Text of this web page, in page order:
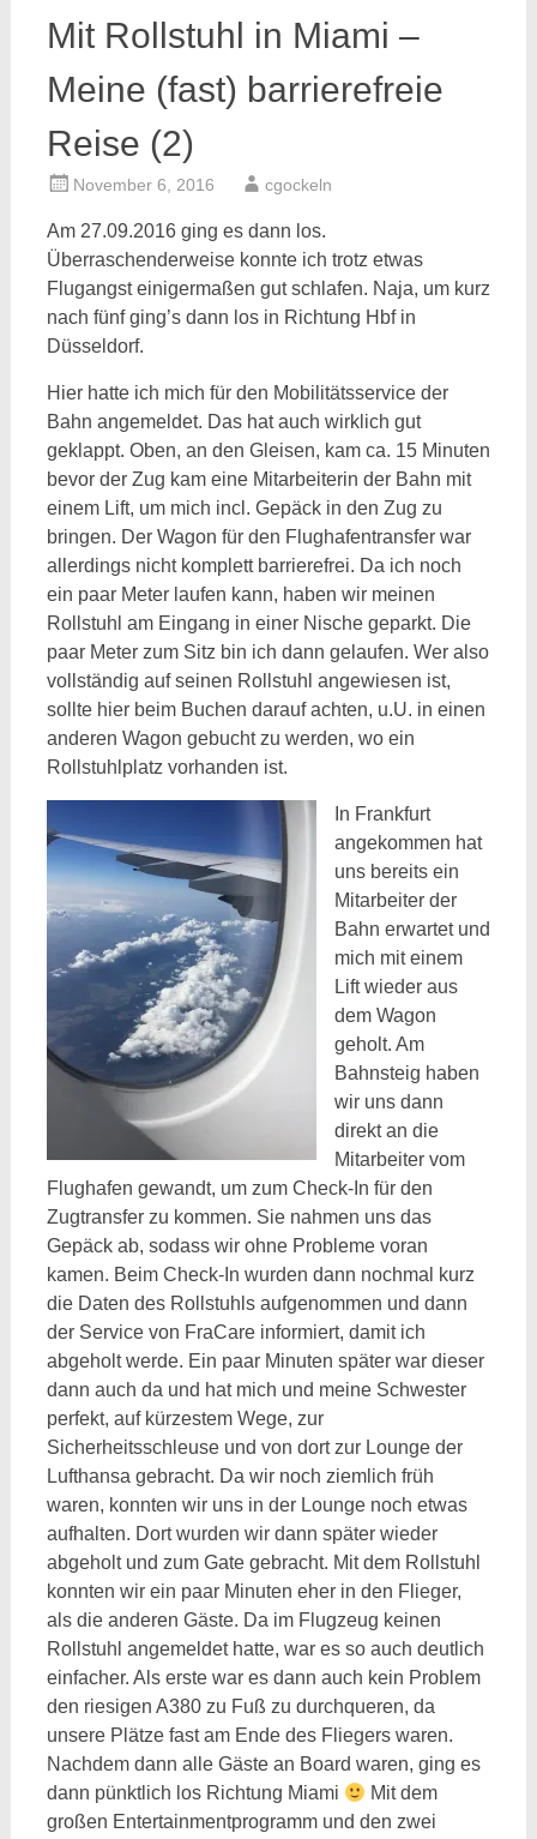
Mit Rollstuhl in Miami –
Meine (fast) barrierefreie
Reise (2)
November 6, 2016 cgockeln
Am 27.09.2016 ging es dann los.
Überraschenderweise konnte ich trotz etwas
Flugangst einigermaßen gut schlafen. Naja, um kurz
nach fünf ging’s dann los in Richtung Hbf in
Düsseldorf.
Hier hatte ich mich für den Mobilitätsservice der
Bahn angemeldet. Das hat auch wirklich gut
geklappt. Oben, an den Gleisen, kam ca. 15 Minuten
bevor der Zug kam eine Mitarbeiterin der Bahn mit
einem Lift, um mich incl. Gepäck in den Zug zu
bringen. Der Wagon für den Flughafentransfer war
allerdings nicht komplett barrierefrei. Da ich noch
ein paar Meter laufen kann, haben wir meinen
Rollstuhl am Eingang in einer Nische geparkt. Die
paar Meter zum Sitz bin ich dann gelaufen. Wer also
vollständig auf seinen Rollstuhl angewiesen ist,
sollte hier beim Buchen darauf achten, u.U. in einen
anderen Wagon gebucht zu werden, wo ein
Rollstuhlplatz vorhanden ist.
In Frankfurt
angekommen hat
uns bereits ein
Mitarbeiter der
Bahn erwartet und
mich mit einem
Lift wieder aus
dem Wagon
geholt. Am
Bahnsteig haben
wir uns dann
direkt an die
Mitarbeiter vom
Flughafen gewandt, um zum Check-In für den
Zugtransfer zu kommen. Sie nahmen uns das
Gepäck ab, sodass wir ohne Probleme voran
kamen. Beim Check-In wurden dann nochmal kurz
die Daten des Rollstuhls aufgenommen und dann
der Service von FraCare informiert, damit ich
abgeholt werde. Ein paar Minuten später war dieser
dann auch da und hat mich und meine Schwester
perfekt, auf kürzestem Wege, zur
Sicherheitsschleuse und von dort zur Lounge der
Lufthansa gebracht. Da wir noch ziemlich früh
waren, konnten wir uns in der Lounge noch etwas
aufhalten. Dort wurden wir dann später wieder
abgeholt und zum Gate gebracht. Mit dem Rollstuhl
konnten wir ein paar Minuten eher in den Flieger,
als die anderen Gäste. Da im Flugzeug keinen
Rollstuhl angemeldet hatte, war es so auch deutlich
einfacher. Als erste war es dann auch kein Problem
den riesigen A380 zu Fuß zu durchqueren, da
unsere Plätze fast am Ende des Fliegers waren.
Nachdem dann alle Gäste an Board waren, ging es
dann pünktlich los Richtung Miami
Mit dem
großen Entertainmentprogramm und den zwei